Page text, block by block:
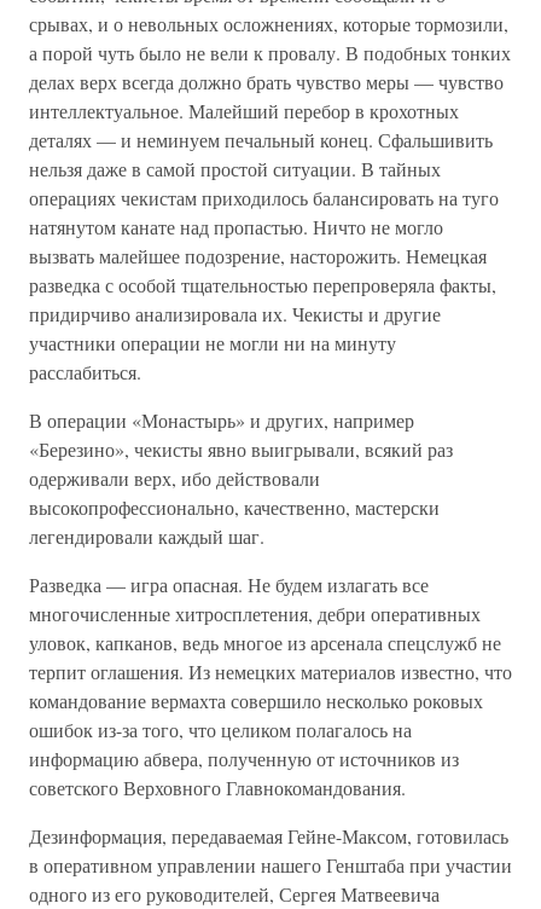
срывах, и о невольных осложнениях, которые тормозили,
а порой чуть было не вели к провалу. В подобных тонких
делах верх всегда должно брать чувство меры — чувство
интеллектуальное. Малейший перебор в крохотных
деталях — и неминуем печальный конец. Сфальшивить
нельзя даже в самой простой ситуации. В тайных
операциях чекистам приходилось балансировать на туго
натянутом канате над пропастью. Ничто не могло
вызвать малейшее подозрение, насторожить. Немецкая
разведка с особой тщательностью перепроверяла факты,
придирчиво анализировала их. Чекисты и другие
участники операции не могли ни на минуту
расслабиться.
В операции «Монастырь» и других, например
«Березино», чекисты явно выигрывали, всякий раз
одерживали верх, ибо действовали
высокопрофессионально, качественно, мастерски
легендировали каждый шаг.
Разведка — игра опасная. Не будем излагать все
многочисленные хитросплетения, дебри оперативных
уловок, капканов, ведь многое из арсенала спецслужб не
терпит оглашения. Из немецких материалов известно, что
командование вермахта совершило несколько роковых
ошибок из-за того, что целиком полагалось на
информацию абвера, полученную от источников из
советского Верховного Главнокомандования.
Дезинформация, передаваемая Гейне-Максом, готовилась
в оперативном управлении нашего Генштаба при участии
одного из его руководителей, Сергея Матвеевича